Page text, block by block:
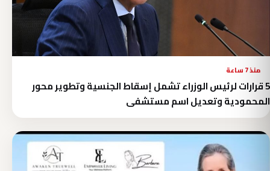
منذ 7 ساعة
5 قرارات لرئيس الوزراء تشمل إسقاط الجنسية وتطوير محور
المحمودية وتعديل اسم مستشفى